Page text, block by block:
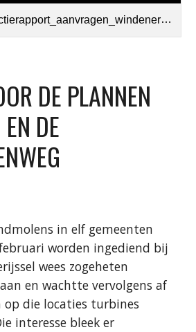
_15_februari_2025.pdf
DE PLANNEN
DE
in elf gemeenten
worden ingediend bij
wees zogeheten
en wachtte vervolgens af
die locaties turbines
interesse bleek er